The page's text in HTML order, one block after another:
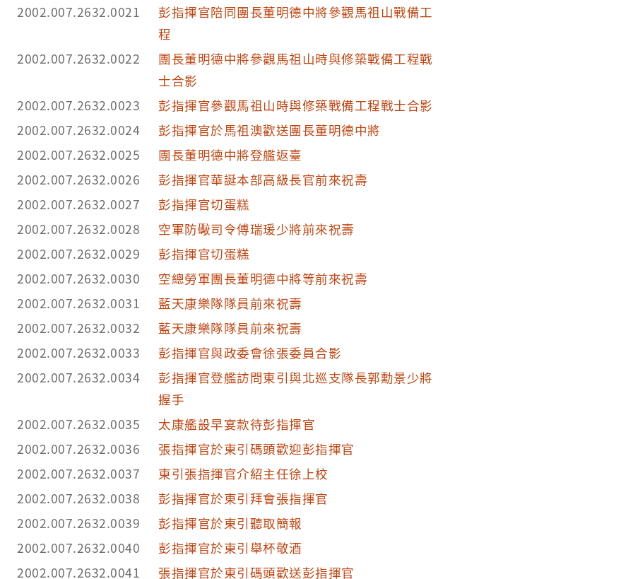
2002.007.2632.0021
彭指揮官陪同團長董明德中將參觀馬祖山戰備工
程
2002.007.2632.0022
團長董明德中將參觀馬祖山時與修築戰備工程戰
士合影
2002.007.2632.0023
彭指揮官參觀馬祖山時與修築戰備工程戰士合影
2002.007.2632.0024
彭指揮官於馬祖澳歡送團長董明德中將
2002.007.2632.0025
團長董明德中將登艦返臺
2002.007.2632.0026
彭指揮官華誕本部高級長官前來祝壽
2002.007.2632.0027
彭指揮官切蛋糕
2002.007.2632.0028
空軍防礮司令傅瑞瑗少將前來祝壽
2002.007.2632.0029
彭指揮官切蛋糕
2002.007.2632.0030
空總勞軍團長董明德中將等前來祝壽
2002.007.2632.0031
藍天康樂隊隊員前來祝壽
2002.007.2632.0032
藍天康樂隊隊員前來祝壽
2002.007.2632.0033
彭指揮官與政委會徐張委員合影
2002.007.2632.0034
彭指揮官登艦訪問東引與北巡支隊長郭勳景少將
握手
2002.007.2632.0035
太康艦設早宴款待彭指揮官
2002.007.2632.0036
張指揮官於東引碼頭歡迎彭指揮官
2002.007.2632.0037
東引張指揮官介紹主任徐上校
2002.007.2632.0038
彭指揮官於東引拜會張指揮官
2002.007.2632.0039
彭指揮官於東引聽取簡報
2002.007.2632.0040
彭指揮官於東引舉杯敬酒
2002.007.2632.0041
張指揮官於東引碼頭歡送彭指揮官